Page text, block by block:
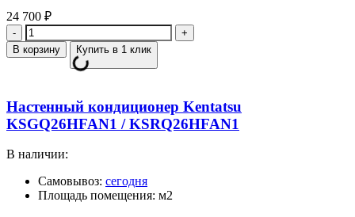
24 700 ₽
Количество
В корзину Купить в 1 клик
Настенный кондиционер Kentatsu
KSGQ26HFAN1 / KSRQ26HFAN1
В наличии:
Самовывоз: сегодня
Площадь помещения: м2